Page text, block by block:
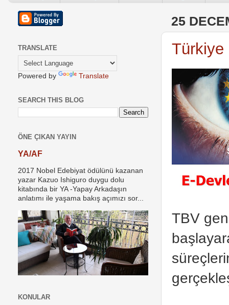
25
Türkiye
TBV
TRANSLATE
Powered by Translate
SEARCH THIS BLOG
ÖNE ÇIKAN YAYIN
YA/AF
2017 Nobel Edebiyat ödülünü kazanan
yazar Kazuo Ishiguro duygu dolu
kitabında bir YA -Yapay Arkadaşın
anlatımı ile yaşama bakış açımızı sor...
KONULAR